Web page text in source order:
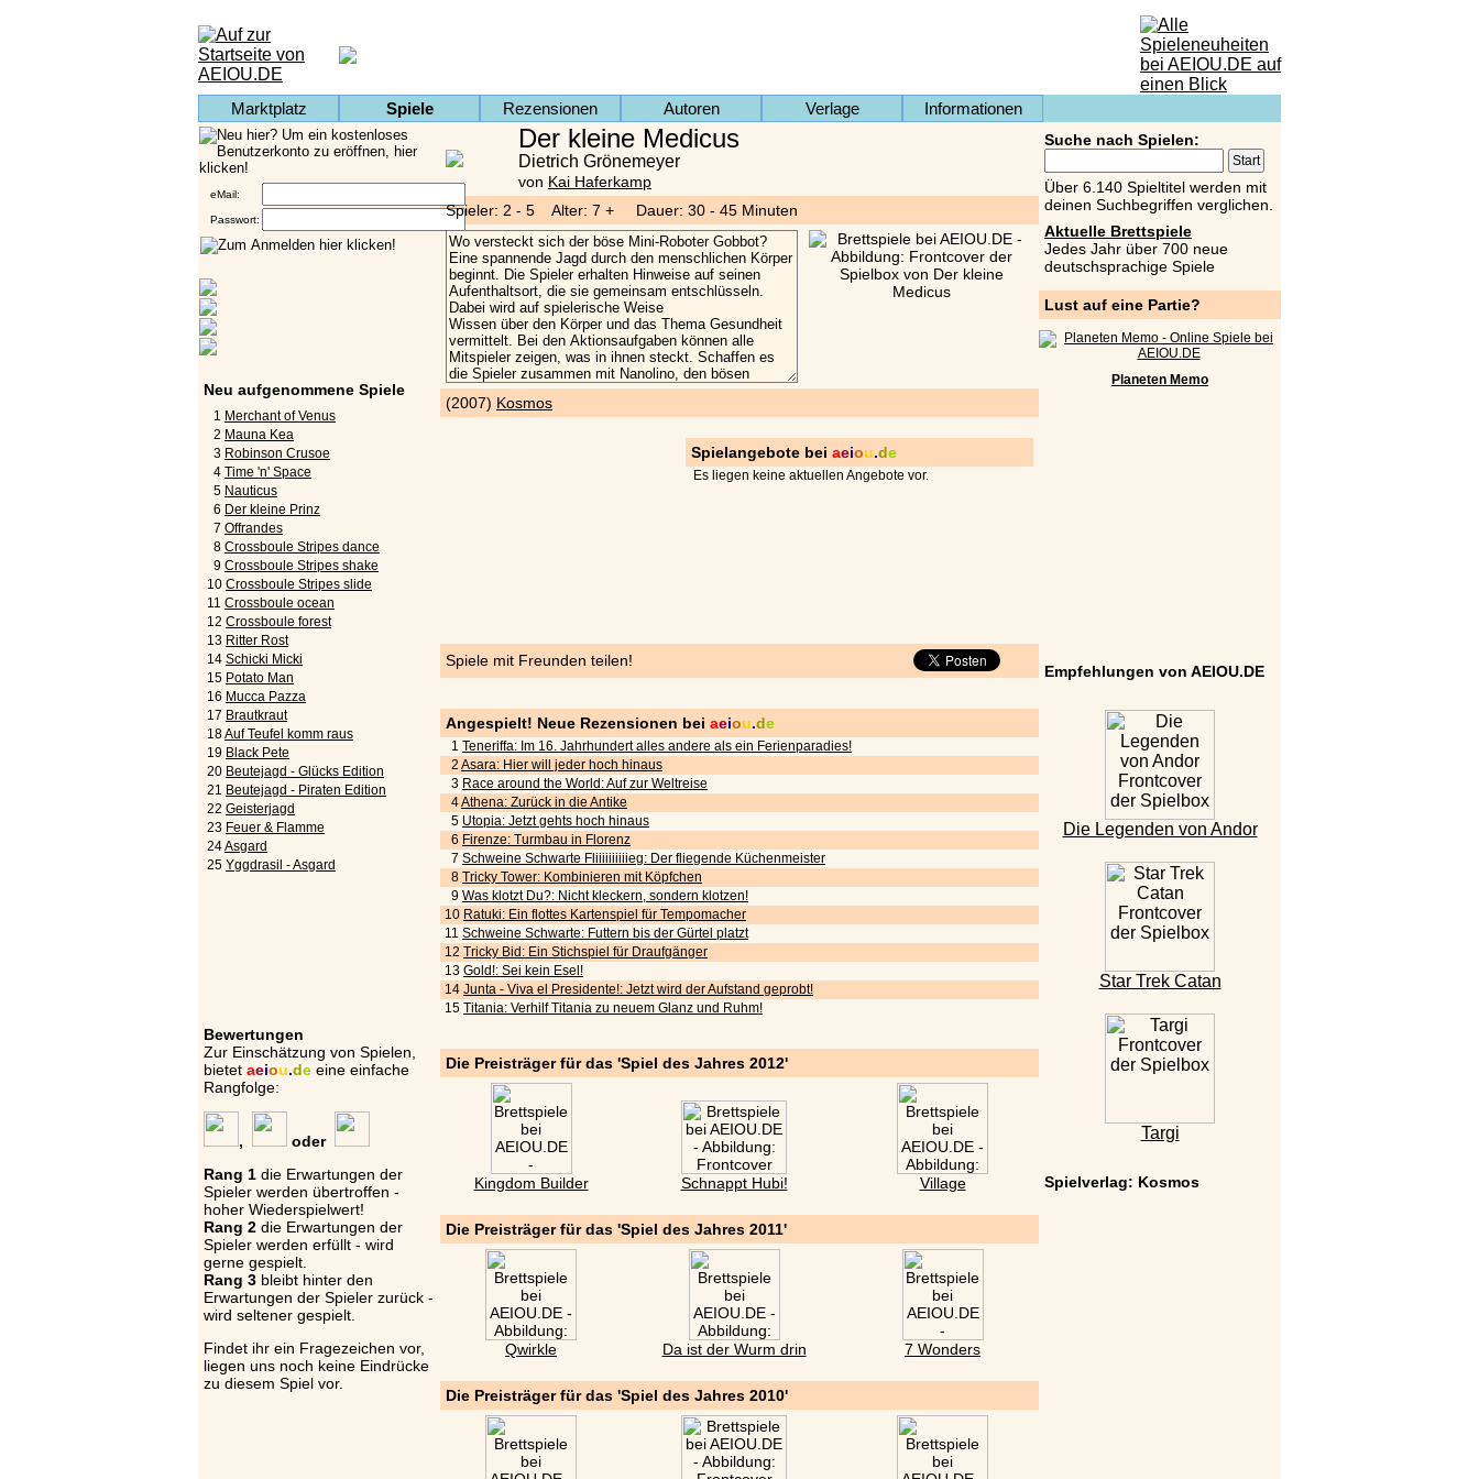
Marktplatz Spiele Rezensionen Autoren Verlage Informationen
eMail:
Passwort:
Neu aufgenommene Spiele
1 Merchant of Venus
2 Mauna Kea
3 Robinson Crusoe
4 Time 'n' Space
5 Nauticus
6 Der kleine Prinz
7 Offrandes
8 Crossboule Stripes dance
9 Crossboule Stripes shake
10 Crossboule Stripes slide
11 Crossboule ocean
12 Crossboule forest
13 Ritter Rost
14 Schicki Micki
15 Potato Man
16 Mucca Pazza
17 Brautkraut
18Auf Teufel komm raus
19 Black Pete
20 Beutejagd - Glücks Edition
21 Beutejagd - Piraten Edition
22 Geisterjagd
23 Feuer & Flamme
24Asgard
25 Yggdrasil - Asgard
Bewertungen
Zur Einschätzung von Spielen,
bietet aeiou.de eine einfache
Rangfolge:
,
oder
Rang 1 die Erwartungen der
Spieler werden übertroffen -
hoher Wiederspielwert!
Rang 2 die Erwartungen der
Spieler werden erfüllt - wird
gerne gespielt.
Rang 3 bleibt hinter den
Erwartungen der Spieler zurück -
wird seltener gespielt.
Findet ihr ein Fragezeichen vor,
liegen uns noch keine Eindrücke
zu diesem Spiel vor.
Suche nach Spielen:
Über 6.140 Spieltitel werden mit
deinen Suchbegriffen verglichen.
Aktuelle Brettspiele
Jedes Jahr über 700 neue
deutschsprachige Spiele
Lust auf eine Partie?
Planeten Memo
Empfehlungen von AEIOU.DE
Die Legenden von Andor
Star Trek Catan
Targi
Spielverlag: Kosmos
Der kleine Medicus
Dietrich Grönemeyer
von Kai Haferkamp
Spieler: 2 - 5 Alter: 7 + Dauer: 30 - 45 Minuten
(2007) Kosmos
Spielangebote bei aeiou.de
Es liegen keine aktuellen Angebote vor.
Spiele mit Freunden teilen!
Angespielt! Neue Rezensionen bei aeiou.de
1 Teneriffa: Im 16. Jahrhundert alles andere als ein Ferienparadies!
2 Asara: Hier will jeder hoch hinaus
3 Race around the World: Auf zur Weltreise
4Athena: Zurück in die Antike
5 Utopia: Jetzt gehts hoch hinaus
6 Firenze: Turmbau in Florenz
7 Schweine Schwarte Fliiiiiiiiiieg: Der fliegende Küchenmeister
8 Tricky Tower: Kombinieren mit Köpfchen
9 Was klotzt Du?: Nicht kleckern, sondern klotzen!
10 Ratuki: Ein flottes Kartenspiel für Tempomacher
11 Schweine Schwarte: Futtern bis der Gürtel platzt
12 Tricky Bid: Ein Stichspiel für Draufgänger
13 Gold!: Sei kein Esel!
14 Junta - Viva el Presidente!: Jetzt wird der Aufstand geprobt!
15 Titania: Verhilf Titania zu neuem Glanz und Ruhm!
Die Preisträger für das 'Spiel des Jahres 2012'
Kingdom Builder Schnappt Hubi! Village
Die Preisträger für das 'Spiel des Jahres 2011'
Qwirkle Da ist der Wurm drin 7 Wonders
Die Preisträger für das 'Spiel des Jahres 2010'